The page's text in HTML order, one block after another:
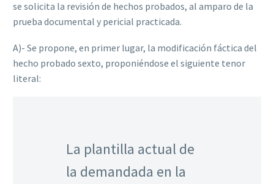
se solicita la revisión de hechos probados, al amparo de la
prueba documental y pericial practicada.
A)- Se propone, en primer lugar, la modif‌icación fáctica del
hecho probado sexto, proponiéndose el siguiente tenor
literal:
La plantilla actual de
la demandada en la